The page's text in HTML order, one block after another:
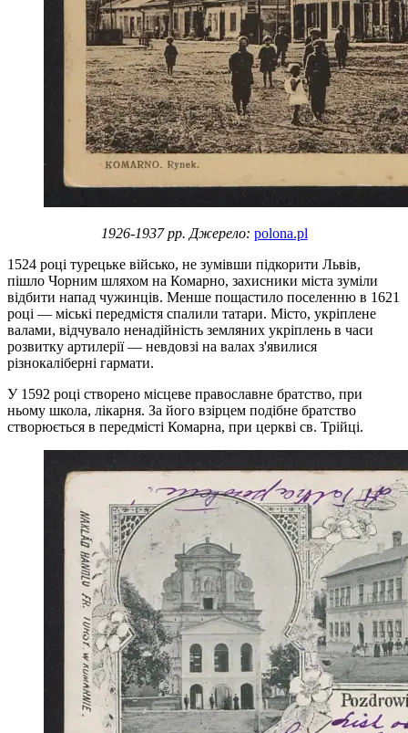
1926-1937 рр. Джерело: polona.pl
1524 році турецьке військо, не зумівши підкорити Львів,
пішло Чорним шляхом на Комарно, захисники міста зуміли
відбити напад чужинців. Менше пощастило поселенню в 1621
році — міські передмістя спалили татари. Місто, укріплене
валами, відчувало ненадійність земляних укріплень в часи
розвитку артилерії — невдовзі на валах з'явилися
різнокаліберні гармати.
У 1592 році створено місцеве православне братство, при
ньому школа, лікарня. За його взірцем подібне братство
створюється в передмісті Комарна, при церкві св. Трійці.